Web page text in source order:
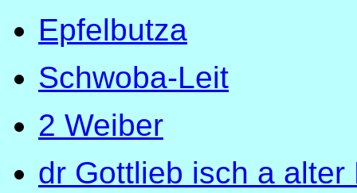
Epfelbutza
Schwoba-Leit
2 Weiber
dr Gottlieb isch a alter